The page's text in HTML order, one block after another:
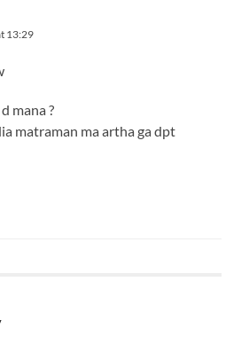
13:29
mana ?
matraman ma artha ga dpt